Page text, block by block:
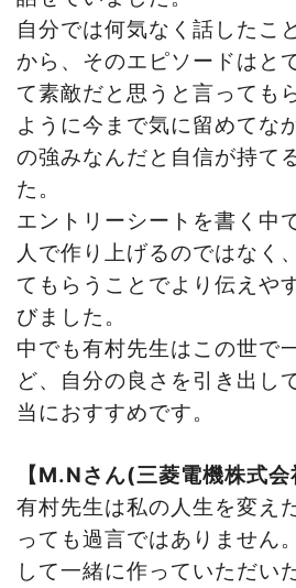
自分では何気なく話したこ
から、そのエピソードはと
て素敵だと思うと言っても
ように今まで気に留めてな
の強みなんだと自信が持て
た。
エントリーシートを書く中
人で作り上げるのではなく
てもらうことでより伝えや
びました。
中でも有村先生はこの世で
ど、自分の良さを引き出し
当におすすめです。
【M.Nさん(三菱電機株式会
有村先生は私の人生を変え
っても過言ではありません
して一緒に作っていただい